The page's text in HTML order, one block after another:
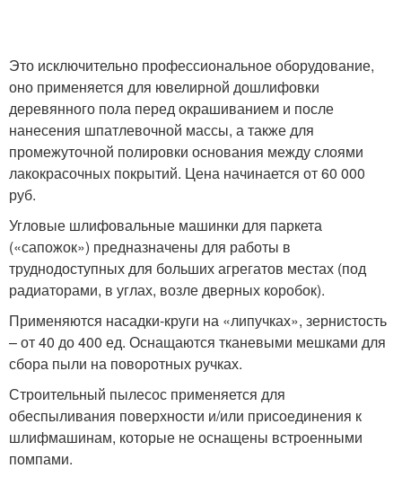
Это исключительно профессиональное оборудование,
оно применяется для ювелирной дошлифовки
деревянного пола перед окрашиванием и после
нанесения шпатлевочной массы, а также для
промежуточной полировки основания между слоями
лакокрасочных покрытий. Цена начинается от 60 000
руб.
Угловые шлифовальные машинки для паркета
(«сапожок») предназначены для работы в
труднодоступных для больших агрегатов местах (под
радиаторами, в углах, возле дверных коробок).
Применяются насадки-круги на «липучках», зернистость
– от 40 до 400 ед. Оснащаются тканевыми мешками для
сбора пыли на поворотных ручках.
Строительный пылесос применяется для
обеспыливания поверхности и/или присоединения к
шлифмашинам, которые не оснащены встроенными
помпами.